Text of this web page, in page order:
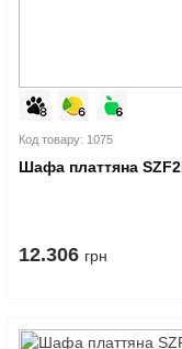
Код товару: 1075
Шафа платтяна
12.306 грн